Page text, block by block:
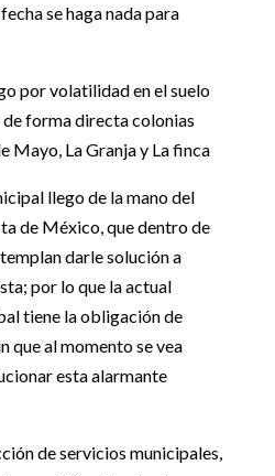
se haga nada para
por volatilidad en el suelo
forma directa colonias
Mayo, La Granja y La finca
llego de la mano del
de México, que dentro de
darle solución a
por lo que la actual
tiene la obligación de
que al momento se vea
esta alarmante
de servicios municipales,